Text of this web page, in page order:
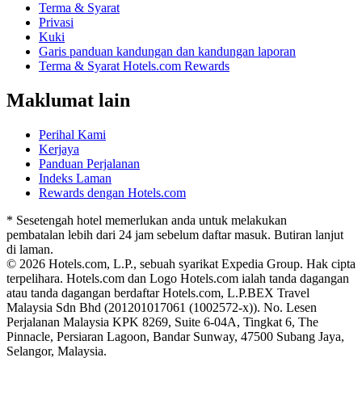
Terma & Syarat
Privasi
Kuki
Garis panduan kandungan dan kandungan laporan
Terma & Syarat Hotels.com Rewards
Maklumat lain
Perihal Kami
Kerjaya
Panduan Perjalanan
Indeks Laman
Rewards dengan Hotels.com
* Sesetengah hotel memerlukan anda untuk melakukan
pembatalan lebih dari 24 jam sebelum daftar masuk. Butiran lanjut
di laman.
© 2026 Hotels.com, L.P., sebuah syarikat Expedia Group. Hak cipta
terpelihara. Hotels.com dan Logo Hotels.com ialah tanda dagangan
atau tanda dagangan berdaftar Hotels.com, L.P.BEX Travel
Malaysia Sdn Bhd (201201017061 (1002572-x)). No. Lesen
Perjalanan Malaysia KPK 8269, Suite 6-04A, Tingkat 6, The
Pinnacle, Persiaran Lagoon, Bandar Sunway, 47500 Subang Jaya,
Selangor, Malaysia.